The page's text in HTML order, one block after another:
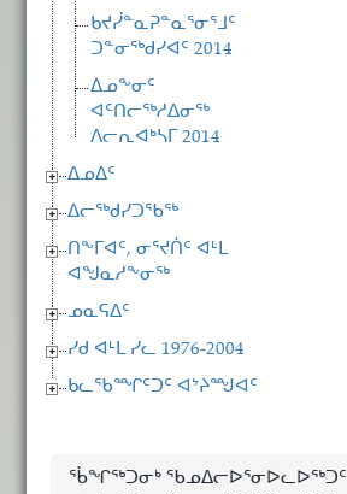
ᑲᔪᓰᓐᓇᕈᓐᓇᕐᓂᕐᒧᑦ
ᑐᓐᓂᖅᑯᓯᐊᑦ 2014
ᐃᓄᖕᓂᑦ
ᐊᑦᑎᓕᖅᓱᐃᓂᖅ
ᐱᓕᕆᐊᒃᓴᒥ 2014
ᐃᓄᐃᑦ
ᐃᓕᖅᑯᓯᑐᖃᖅ
ᑎᖕᒥᐊᑦ, ᓂᕐᔪᑏᑦ ᐊᒻᒪ
ᐊᖑᓇᓱᖕᓂᖅ
ᓄᓇᕋᐃᑦ
ᓯᑯ ᐊᒻᒪ ᓯᓚ 1976-2004
ᑲᓚᖃᙱᑦᑐᑦ ᐊᔾᔨᙳᐊᑦ
ᖄᖏᖅᑐᓂᒃ ᖃᓄᐃᓕᐅᕐᓂᐅᓚᐅᖅᑐᑦ